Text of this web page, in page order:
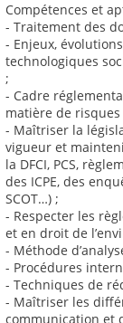
Compétences et
- Traitement des
- Enjeux,
technologiques
;
- Cadre
matière de risques
- Maîtriser la
vigueur et
la DFCI, PCS,
des ICPE, des
SCOT…) ;
- Respecter les
et en droit de
- Méthode
- Procédures
- Techniques de
- Maîtriser les
communication et